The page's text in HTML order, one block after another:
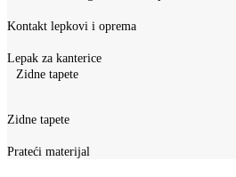
Kontakt lepkovi i oprema
Lepak za kanterice
Zidne tapete
Zidne tapete
Prateći materijal